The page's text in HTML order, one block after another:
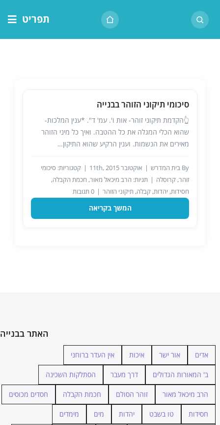
לתוכן
תפריט
מאמרים
נושאים
סיכומי תיקוני הזוהר בבנייה
👆הקדמת תיקוני זוהר- אות ו'. עמ' ד". *ענין המלכות-
שהוא הכלי המגלה את כל ההטבה. ואיך כל מיני הזוהר
מאירים את הנשמות. וענין הרקיע שהוא התיקון…
By בית המדרש | אוקטובר 11th, 2015 | קטגוריות: סיכומי
זוהר, קרוסלה | תגיות: הרב מיכאל מאור, חכמת הקבלה,
חסידות, יהדות, קבלה, תיקוני הזוהר | 0 תגובות
המשך בקריאה
האתר בבנייה
אדים אור ישר איכות אין העדר ברוחני
ב' המאורות הגדולים דרך מעבר הסתלקות השכינה
הרב מיכאל מאור זוהר הסולם חכמת הקבלה חסדים מכוסים
חסידות טו בשבט יהדות מים מימדים